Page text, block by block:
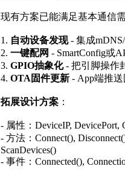
现有方案已能满足基本通信
1. 自动设备发现- 集成
2. 一键配网 - SmartConfig或
3. GPIO抽象化- 把引脚操作
4. OTA固件更新 - App端推送
拓展设计方案 ：
- 属性：DeviceIP, DevicePort,
- 方法：Connect(),
ScanDevices()
- 事件：Connected(),